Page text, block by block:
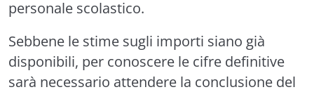
personale scolastico.
Sebbene le stime sugli importi siano già
disponibili, per conoscere le cifre definitive
sarà necessario attendere la conclusione del